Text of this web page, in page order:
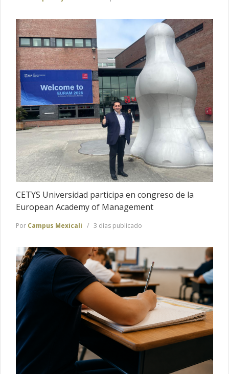
CETYS Universidad participa en congreso de la
European Academy of Management
Por Campus Mexicali 3 días publicado